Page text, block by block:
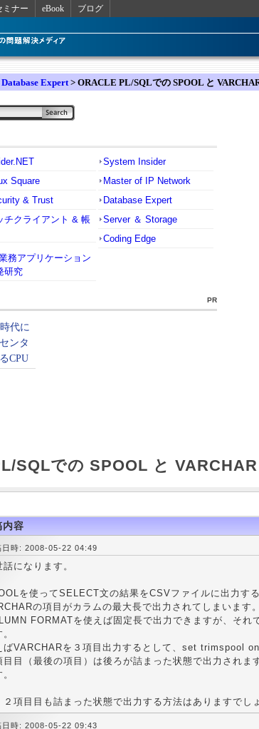
ミナー eBook ブログ
Database Expert> ORACLE PL/SQLでの SPOOL と
System Insider
Square
Master of IP Network
& Trust
Database Expert
チクライアント & 帳
Server ＆ Storage
Coding Edge
務アプリケーション
研究
PR
SQLでの SPOOL と VARCHAR
内容
日時: 2008-05-22 04:49
話になります。
を使ってSELECT文の結果をCSVファイルに出力する
の項目がカラムの最大長で出力されてしまいます。
FORMATを使えば固定長で出力できますが、それ
ばVARCHARを３項目出力するとして、set trimspool
目目（最後の項目）は後ろが詰まった状態で出力されま
２項目目も詰まった状態で出力する方法はありますでし
日時: 2008-05-22 09:43